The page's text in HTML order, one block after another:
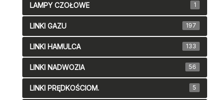
LAMPY CZOŁOWE 1
LINKI GAZU 197
LINKI HAMULCA 133
LINKI NADWOZIA 56
LINKI PRĘDKOŚCIOM. 5